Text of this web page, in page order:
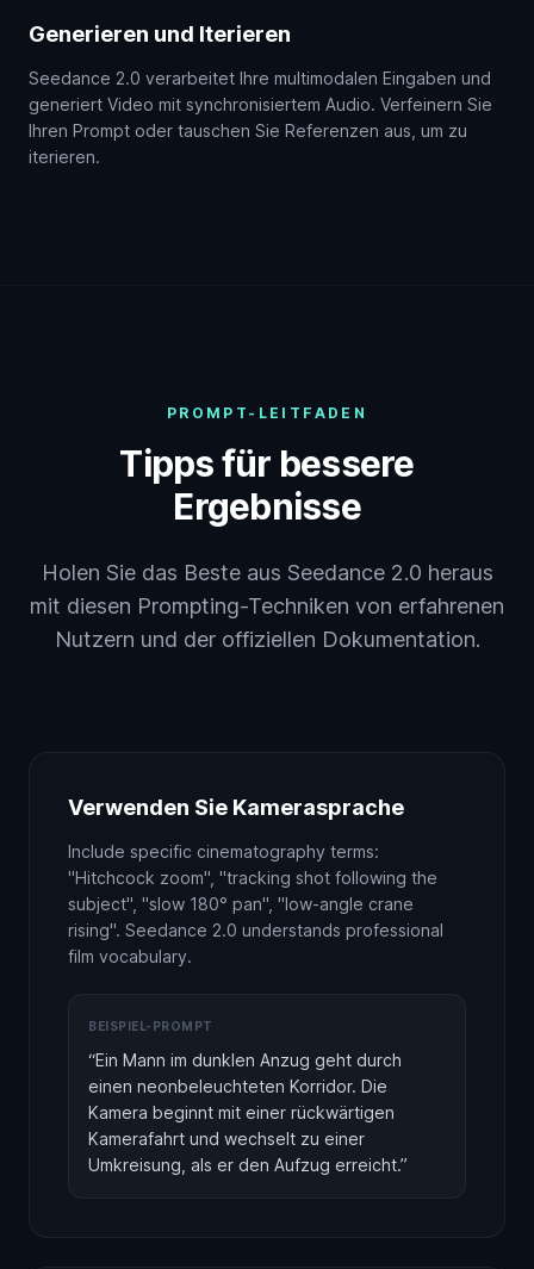
Generieren und Iterieren
Seedance 2.0 verarbeitet Ihre multimodalen Eingaben und
generiert Video mit synchronisiertem Audio. Verfeinern Sie
Ihren Prompt oder tauschen Sie Referenzen aus, um zu
iterieren.
PROMPT-LEITFADEN
Tipps für bessere
Ergebnisse
Holen Sie das Beste aus Seedance 2.0 heraus
mit diesen Prompting-Techniken von erfahrenen
Nutzern und der offiziellen Dokumentation.
Verwenden Sie Kamerasprache
Include specific cinematography terms:
"Hitchcock zoom", "tracking shot following the
subject", "slow 180° pan", "low-angle crane
rising". Seedance 2.0 understands professional
film vocabulary.
BEISPIEL-PROMPT
“Ein Mann im dunklen Anzug geht durch
einen neonbeleuchteten Korridor. Die
Kamera beginnt mit einer rückwärtigen
Kamerafahrt und wechselt zu einer
Umkreisung, als er den Aufzug erreicht.”